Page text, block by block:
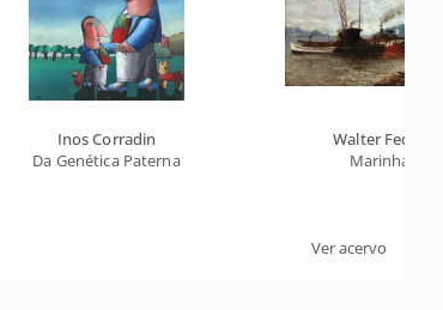
Inos Corradin
Da Genética Paterna
Walter Feder
Marinha
Ver acervo